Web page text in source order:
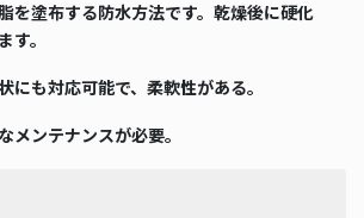
を塗布する防水方法です。乾燥後に硬化
す。
にも対応可能で、柔軟性がある。
メンテナンスが必要。